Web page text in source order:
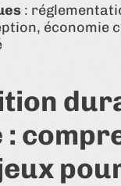
:
économie